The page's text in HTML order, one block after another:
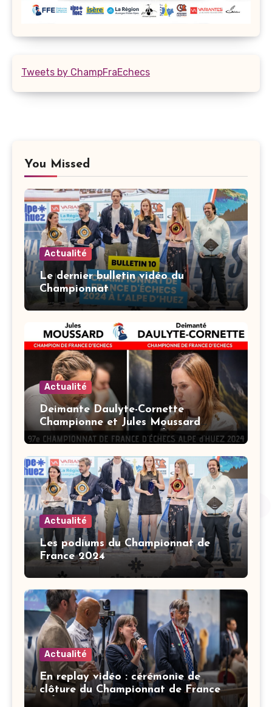
Tweets by ChampFraEchecs
You Missed
Actualité
Le dernier bulletin vidéo du
Championnat
Actualité
Deimante Daulyte-Cornette
Championne et Jules Moussard
Champion de France d’Échecs 2024 !
Actualité
Les podiums du Championnat de
France 2024
Actualité
En replay vidéo : cérémonie de
clôture du Championnat de France
d’Échecs à l’Alpe d’Huez